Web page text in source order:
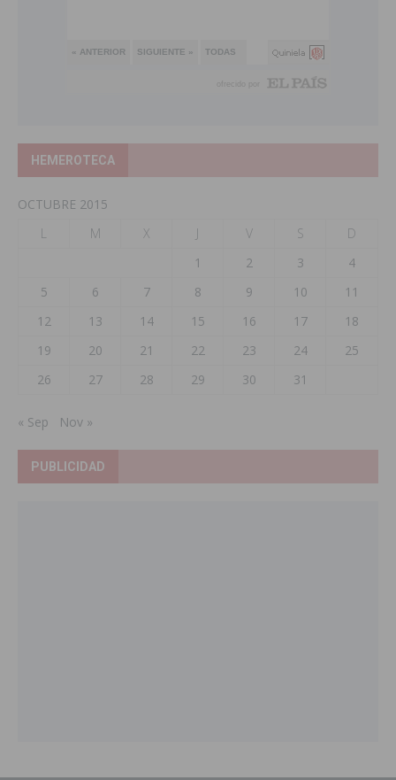
HEMEROTECA
OCTUBRE 2015
L
M X J V S
D
1
2 3
4
5
6 7 8 9 10
11
12
13 14 15 16 17
18
19
20 21 22 23 24
25
26
27 28 29 30 31
« Sep Nov »
PUBLICIDAD